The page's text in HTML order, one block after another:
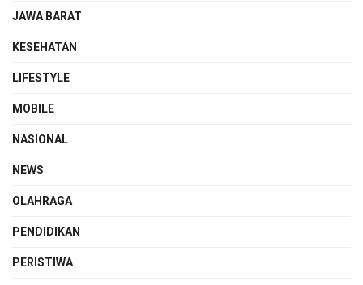
JAWA BARAT
KESEHATAN
LIFESTYLE
MOBILE
NASIONAL
NEWS
OLAHRAGA
PENDIDIKAN
PERISTIWA